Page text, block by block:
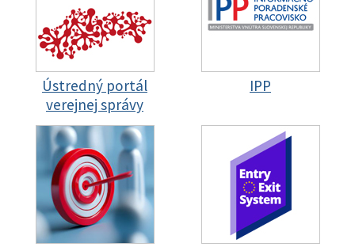
Ústredný portál
verejnej správy
IPP